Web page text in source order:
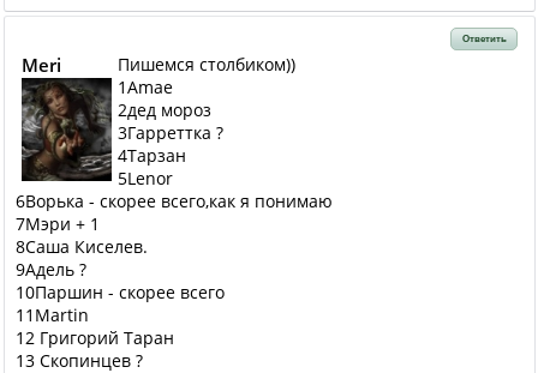
Ответить
Meri
Пишемся столбиком))
1Amae
2дед мороз
3Гарреттка ?
4Тарзан
5Lenor
6Ворька - скорее всего,как я понимаю
7Мэри + 1
8Саша Киселев.
9Адель ?
10Паршин - скорее всего
11Martin
12 Григорий Таран
13 Скопинцев ?